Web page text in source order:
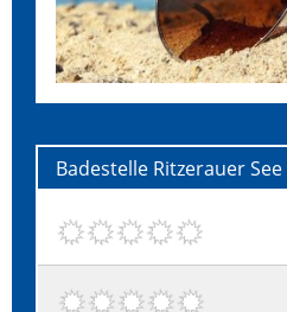
Badestelle Ritzerauer See